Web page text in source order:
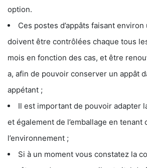
option.
Ces postes d’appâts faisant
doivent être contrôlées chaque tous
mois en fonction des cas, et être
a, afin de pouvoir conserver un appât
appétant ;
Il est important de pouvoir adapter
et également de l’emballage en tenant
l’environnement ;
Si à un moment vous constatez la